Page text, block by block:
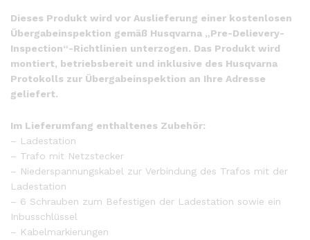
Dieses Produkt wird vor Auslieferung einer kostenlosen
Übergabeinspektion gemäß Husqvarna „Pre-Delievery-
Inspection“-Richtlinien unterzogen. Das Produkt wird
montiert, betriebsbereit und inklusive des Husqvarna
Protokolls zur Übergabeinspektion an Ihre Adresse
geliefert.
Im Lieferumfang enthaltenes Zubehör:
– Ladestation
– Trafo mit Netzstecker
– Niederspannungskabel zur Verbindung des Trafos mit der
Ladestation
– 6 Schrauben zum Befestigen der Ladestation sowie ein
Inbusschlüssel
– Kabelmarkierungen